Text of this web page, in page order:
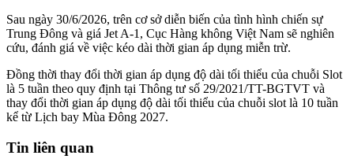
Sau ngày 30/6/2026, trên cơ sở diễn biến của tình hình chiến sự
Trung Đông và giá Jet A-1, Cục Hàng không Việt Nam sẽ nghiên
cứu, đánh giá về việc kéo dài thời gian áp dụng miễn trừ.
Đồng thời thay đổi thời gian áp dụng độ dài tối thiểu của chuỗi Slot
là 5 tuần theo quy định tại Thông tư số 29/2021/TT-BGTVT và
thay đổi thời gian áp dụng độ dài tối thiểu của chuỗi slot là 10 tuần
kể từ Lịch bay Mùa Đông 2027.
Tin liên quan